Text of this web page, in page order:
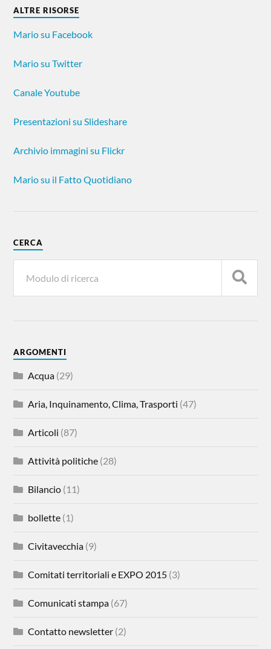
ALTRE RISORSE
Mario su Facebook
Mario su Twitter
Canale Youtube
Presentazioni su Slideshare
Archivio immagini su Flickr
Mario su il Fatto Quotidiano
CERCA
ARGOMENTI
Acqua (29)
Aria, Inquinamento, Clima, Trasporti (47)
Articoli (87)
Attività politiche (28)
Bilancio (11)
bollette (1)
Civitavecchia (9)
Comitati territoriali e EXPO 2015 (3)
Comunicati stampa (67)
Contatto newsletter (2)